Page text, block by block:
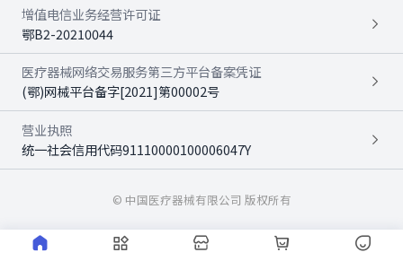
增值电信业务经营许可证
鄂B2-20210044
医疗器械网络交易服务第三方平台备案凭证
(鄂)网械平台备字[2021]第00002号
营业执照
统一社会信用代码91110000100006047Y
© 中国医疗器械有限公司 版权所有